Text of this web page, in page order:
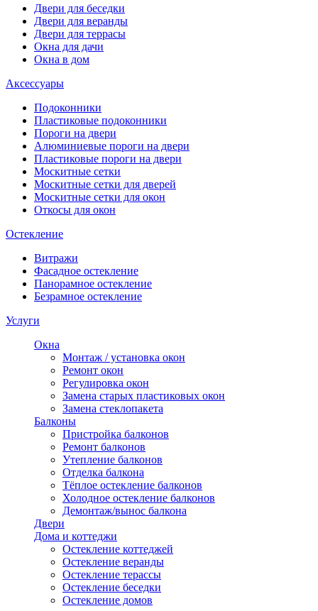
Двери для беседки
Двери для веранды
Двери для террасы
Окна для дачи
Окна в дом
Аксессуары
Подоконники
Пластиковые подоконники
Пороги на двери
Алюминиевые пороги на двери
Пластиковые пороги на двери
Москитные сетки
Москитные сетки для дверей
Москитные сетки для окон
Откосы для окон
Остекление
Витражи
Фасадное остекление
Панорамное остекление
Безрамное остекление
Услуги
Окна
Монтаж / установка окон
Ремонт окон
Регулировка окон
Замена старых пластиковых окон
Замена стеклопакета
Балконы
Пристройка балконов
Ремонт балконов
Утепление балконов
Отделка балкона
Тёплое остекление балконов
Холодное остекление балконов
Демонтаж/вынос балкона
Двери
Дома и коттеджи
Остекление коттеджей
Остекление веранды
Остекление терассы
Остекление беседки
Остекление домов